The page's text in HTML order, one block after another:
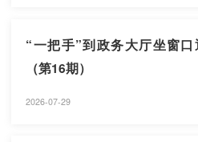
“一把手”到政务大厅坐窗
（第16期）
2026-07-29